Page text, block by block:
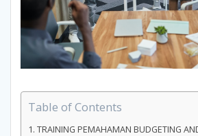
Table of Contents
TRAINING PEMAHAMAN BUDGETING